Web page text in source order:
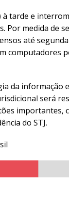
tarde e
Por medida de
até
computadores
da
será
importantes,
do STJ.